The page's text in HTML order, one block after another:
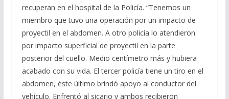
recuperan en el hospital de la Policía. “Tenemos un
miembro que tuvo una operación por un impacto de
proyectil en el abdomen. A otro policía lo atendieron
por impacto superficial de proyectil en la parte
posterior del cuello. Medio centímetro más y hubiera
acabado con su vida. El tercer policía tiene un tiro en el
abdomen, éste último brindó apoyo al conductor del
vehículo. Enfrentó al sicario y ambos recibieron